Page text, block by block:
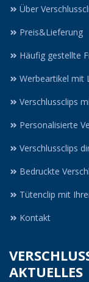
Über
Preis&Lieferung
Häufig gestellte
Werbeartikel mit
Verschlussclips
Personalisierte
Verschlussclips
Bedruckte
Tütenclip mit
Kontakt
AKTUELLES